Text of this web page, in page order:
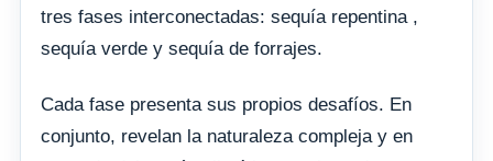
tres fases interconectadas: sequía repentina ,
sequía verde y sequía de forrajes.
Cada fase presenta sus propios desafíos. En
conjunto, revelan la naturaleza compleja y en